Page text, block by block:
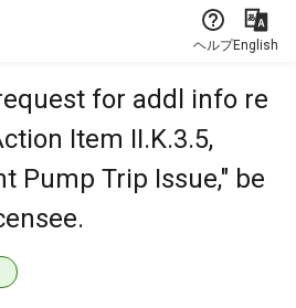
ヘルプEnglish
for addl info re
Item II.K.3.5,
Pump Trip Issue," be